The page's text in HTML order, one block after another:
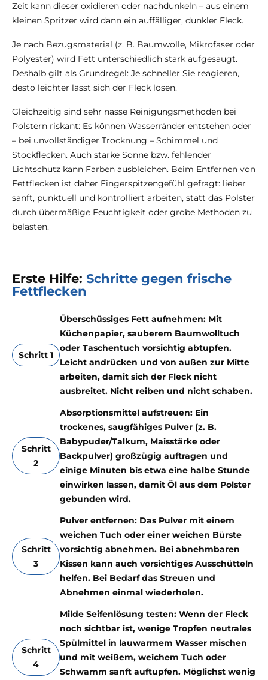
Zeit kann dieser oxidieren oder nachdunkeln – aus einem
kleinen Spritzer wird dann ein auffälliger, dunkler Fleck.
Je nach Bezugsmaterial (z. B. Baumwolle, Mikrofaser oder
Polyester) wird Fett unterschiedlich stark aufgesaugt.
Deshalb gilt als Grundregel: Je schneller Sie reagieren,
desto leichter lässt sich der Fleck lösen.
Gleichzeitig sind sehr nasse Reinigungsmethoden bei
Polstern riskant: Es können Wasserränder entstehen oder
– bei unvollständiger Trocknung – Schimmel und
Stockflecken. Auch starke Sonne bzw. fehlender
Lichtschutz kann Farben ausbleichen. Beim Entfernen von
Fettflecken ist daher Fingerspitzengefühl gefragt: lieber
sanft, punktuell und kontrolliert arbeiten, statt das Polster
durch übermäßige Feuchtigkeit oder grobe Methoden zu
belasten.
Erste Hilfe: Schritte gegen frische
Fettflecken
Schritt 1
Überschüssiges Fett aufnehmen: Mit
Küchenpapier, sauberem Baumwolltuch
oder Taschentuch vorsichtig abtupfen.
Leicht andrücken und von außen zur Mitte
arbeiten, damit sich der Fleck nicht
ausbreitet. Nicht reiben und nicht schaben.
Schritt
2
Absorptionsmittel aufstreuen: Ein
trockenes, saugfähiges Pulver (z. B.
Babypuder/Talkum, Maisstärke oder
Backpulver) großzügig auftragen und
einige Minuten bis etwa eine halbe Stunde
einwirken lassen, damit Öl aus dem Polster
gebunden wird.
Schritt
3
Pulver entfernen: Das Pulver mit einem
weichen Tuch oder einer weichen Bürste
vorsichtig abnehmen. Bei abnehmbaren
Kissen kann auch vorsichtiges Ausschütteln
helfen. Bei Bedarf das Streuen und
Abnehmen einmal wiederholen.
Schritt
4
Milde Seifenlösung testen: Wenn der Fleck
noch sichtbar ist, wenige Tropfen neutrales
Spülmittel in lauwarmem Wasser mischen
und mit weißem, weichem Tuch oder
Schwamm sanft auftupfen. Möglichst wenig